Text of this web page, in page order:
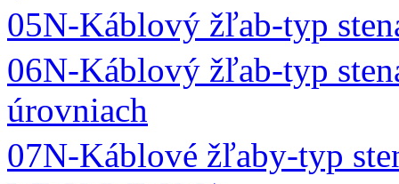
05N-Káblový žľab-typ
06N-Káblový žľab-typ
úrovniach
07N-Káblové žľaby-typ